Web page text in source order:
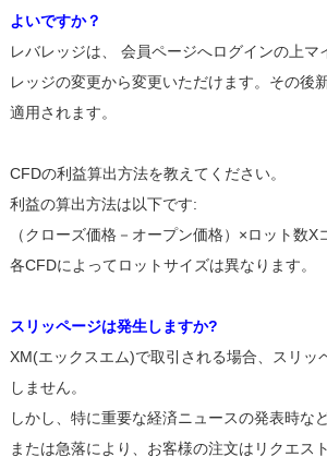
よいですか？
レバレッジは、 会員ページへログインの上マ
レッジの変更から変更いただけます。その後
適用されます。
CFDの利益算出方法を教えてください。
利益の算出方法は以下です:
（クローズ価格－オープン価格）×ロット数X
各CFDによってロットサイズは異なります。
スリッページは発生しますか?
XM(エックスエム)で取引される場合、スリッ
しません。
しかし、特に重要な経済ニュースの発表時な
または急落により、お客様の注文はリクエス